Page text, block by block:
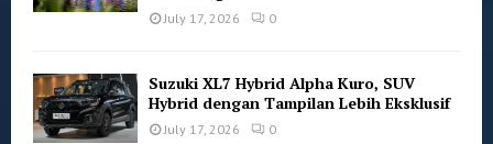
July 17, 2026 0
Suzuki XL7 Hybrid Alpha Kuro, SUV
Hybrid dengan Tampilan Lebih Eksklusif
July 17, 2026 0